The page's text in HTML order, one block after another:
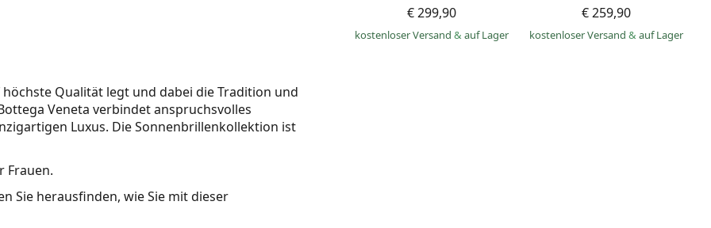
€ 299,90
kostenloser Versand& auf Lager
€ 259,90
kostenloser Versand& auf Lager
Qualität legt und dabei die Tradition und
Veneta verbindet anspruchsvolles
Luxus. Die Sonnenbrillenkollektion ist
Frauen.
Sie herausfinden, wie Sie mit dieser